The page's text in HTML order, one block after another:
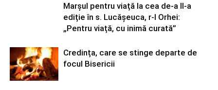
Marșul pentru viață la cea de-a II-a
ediție în s. Lucășeuca, r-l Orhei:
„Pentru viață, cu inimă curată”
Credința, care se stinge departe de
focul Bisericii